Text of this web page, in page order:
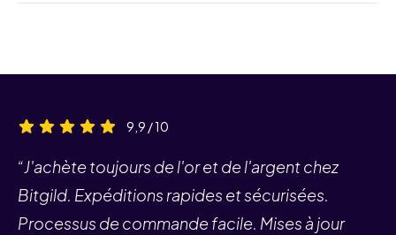
9,9 / 10
“J'achète toujours de l'or et de l'argent chez
Bitgild. Expéditions rapides et sécurisées.
Processus de commande facile. Mises à jour